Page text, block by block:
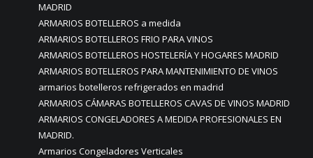
MADRID
ARMARIOS BOTELLEROS a medida
ARMARIOS BOTELLEROS FRIO PARA VINOS
ARMARIOS BOTELLEROS HOSTELERÍA Y HOGARES MADRID
ARMARIOS BOTELLEROS PARA MANTENIMIENTO DE VINOS
armarios botelleros refrigerados en madrid
ARMARIOS CÁMARAS BOTELLEROS CAVAS DE VINOS MADRID
ARMARIOS CONGELADORES A MEDIDA PROFESIONALES EN
MADRID.
Armarios Congeladores Verticales